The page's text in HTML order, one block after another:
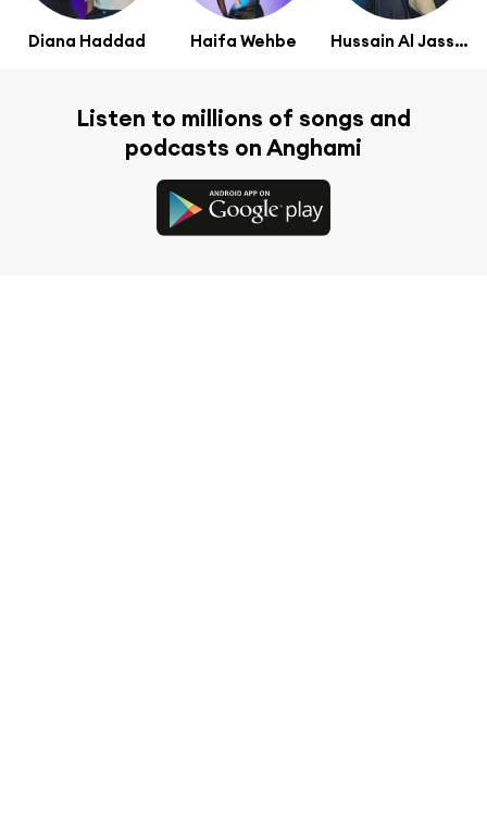
Diana Haddad Haifa Wehbe Hussain Al Jassmi
Listen to millions of songs and
podcasts on Anghami